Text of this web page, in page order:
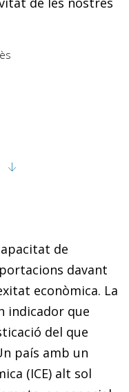
de
davant
econòmica. La
indicador que
del que
país amb un
(ICE) alt sol